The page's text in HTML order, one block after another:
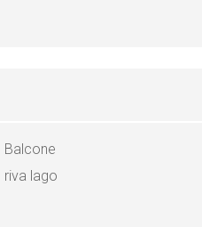
Balcone
riva lago